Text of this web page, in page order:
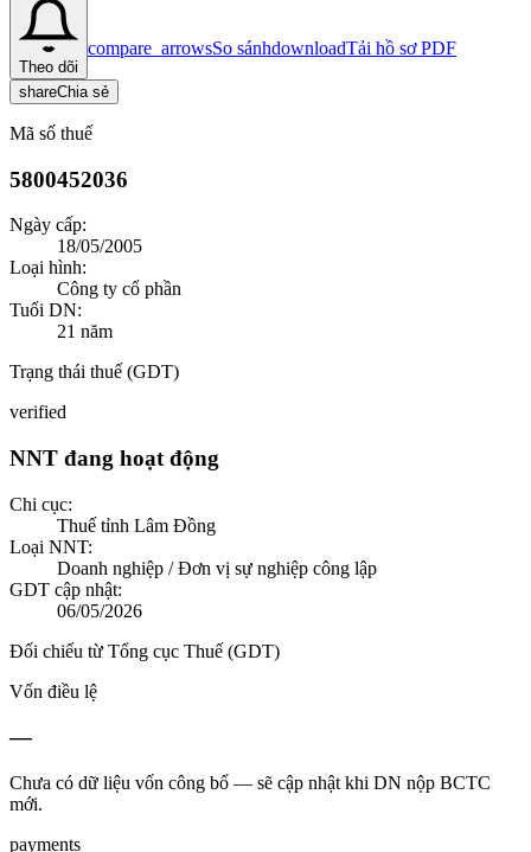
Theo dõi
compare_arrowsSo sánhdownloadTải hồ sơ PDF
shareChia sẻ
Mã số thuế
5800452036
Ngày cấp:
18/05/2005
Loại hình:
Công ty cổ phần
Tuổi DN:
21 năm
Trạng thái thuế (GDT)
verified
NNT đang hoạt động
Chi cục:
Thuế tỉnh Lâm Đồng
Loại NNT:
Doanh nghiệp / Đơn vị sự nghiệp công lập
GDT cập nhật:
06/05/2026
Đối chiếu từ Tổng cục Thuế (GDT)
Vốn điều lệ
—
Chưa có dữ liệu vốn công bố — sẽ cập nhật khi DN nộp BCTC
mới.
payments